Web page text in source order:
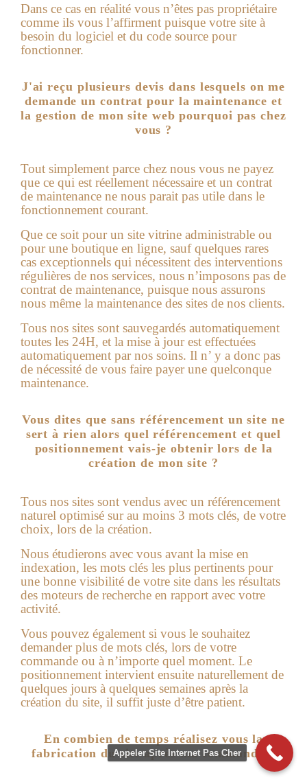
Dans ce cas en réalité vous n’êtes pas propriétaire
comme ils vous l’affirment puisque votre site à
besoin du logiciel et du code source pour
fonctionner.
J'ai reçu plusieurs devis dans lesquels on me
demande un contrat pour la maintenance et
la gestion de mon site web pourquoi pas chez
vous ?
Tout simplement parce chez nous vous ne payez
que ce qui est réellement nécessaire et un contrat
de maintenance ne nous parait pas utile dans le
fonctionnement courant.
Que ce soit pour un site vitrine administrable ou
pour une boutique en ligne, sauf quelques rares
cas exceptionnels qui nécessitent des interventions
régulières de nos services, nous n’imposons pas de
contrat de maintenance, puisque nous assurons
nous même la maintenance des sites de nos clients.
Tous nos sites sont sauvegardés automatiquement
toutes les 24H, et la mise à jour est effectuées
automatiquement par nos soins. Il n’ y a donc pas
de nécessité de vous faire payer une quelconque
maintenance.
Vous dites que sans référencement un site ne
sert à rien alors quel référencement et quel
positionnement vais-je obtenir lors de la
création de mon site ?
Tous nos sites sont vendus avec un référencement
naturel optimisé sur au moins 3 mots clés, de votre
choix, lors de la création.
Nous étudierons avec vous avant la mise en
indexation, les mots clés les plus pertinents pour
une bonne visibilité de votre site dans les résultats
des moteurs de recherche en rapport avec votre
activité.
Vous pouvez également si vous le souhaitez
demander plus de mots clés, lors de votre
commande ou à n’importe quel moment. Le
positionnement intervient ensuite naturellement de
quelques jours à quelques semaines après la
création du site, il suffit juste d’être patient.
En combien de temps réalisez vous la
fabrication du site après ma commande ?
Appeler Site Internet Pas Cher